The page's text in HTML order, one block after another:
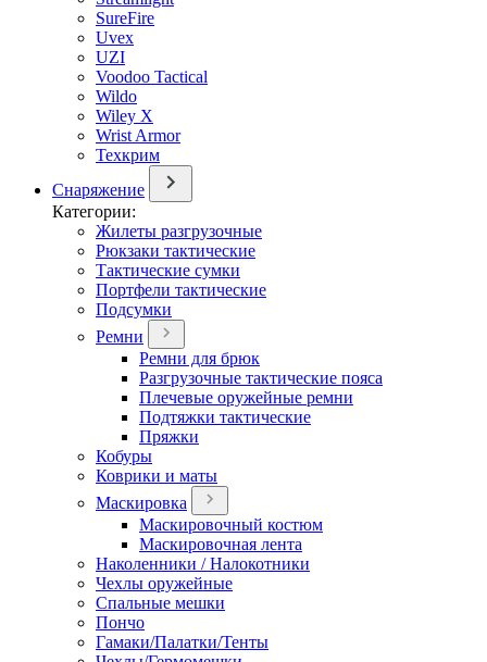
SureFire
Uvex
UZI
Voodoo Tactical
Wildo
Wiley X
Wrist Armor
Техкрим
Снаряжение
Категории:
Жилеты разгрузочные
Рюкзаки тактические
Тактические сумки
Портфели тактические
Подсумки
Ремни
Ремни для брюк
Разгрузочные тактические пояса
Плечевые оружейные ремни
Подтяжки тактические
Пряжки
Кобуры
Коврики и маты
Маскировка
Маскировочный костюм
Маскировочная лента
Наколенники / Налокотники
Чехлы оружейные
Спальные мешки
Пончо
Гамаки/Палатки/Тенты